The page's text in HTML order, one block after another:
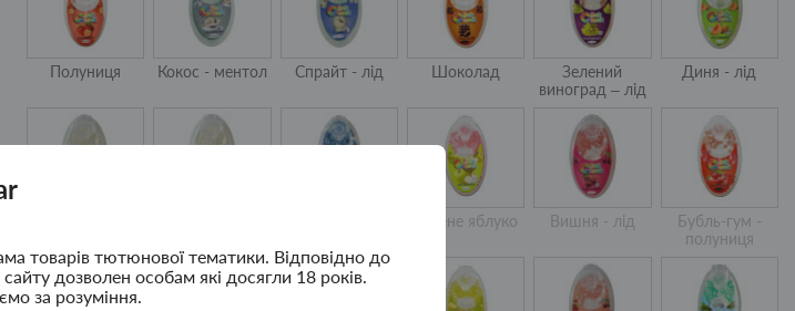
товарів тютюнової тематики. Відповідно до
дозволен особам які досягли 18 років.
за розуміння.
Полуниця Кокос - ментол Спрайт - лід Шоколад
Зелений
виноград – лід
Диня - лід
Зелене яблуко Вишня - лід
Бубль-гум -
полуниця